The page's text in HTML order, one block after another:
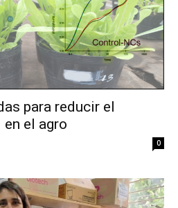
para reducir el
el agro
0